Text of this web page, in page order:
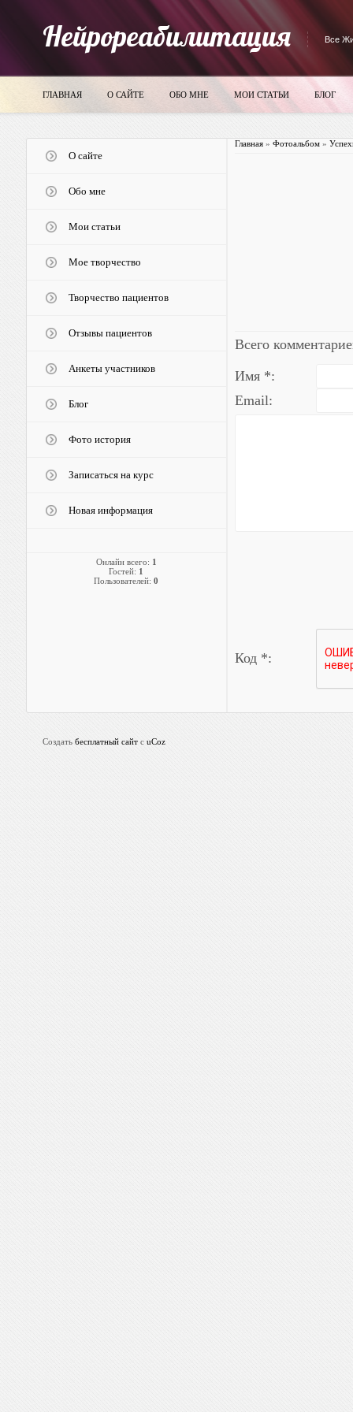
Нейрореабилитация Все
ГЛАВНАЯ О САЙТЕ ОБО МНЕ МОИ СТАТЬИ БЛОГ
О сайте
Обо мне
Мои статьи
Мое творчество
Творчество пациентов
Отзывы пациентов
Анкеты участников
Блог
Фото история
Записаться на курс
Новая информация
Онлайн всего: 1
Гостей: 1
Пользователей: 0
Главная» Фотоальбом»
Всего
Имя *:
Email:
Код *:
Создать бесплатный сайт с uCoz